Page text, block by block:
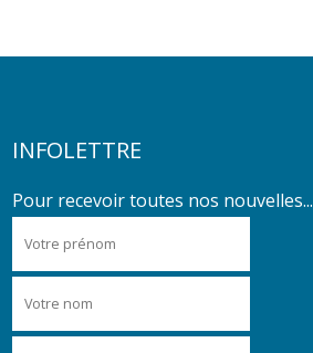
INFOLETTRE
Pour recevoir toutes nos nouvelles...